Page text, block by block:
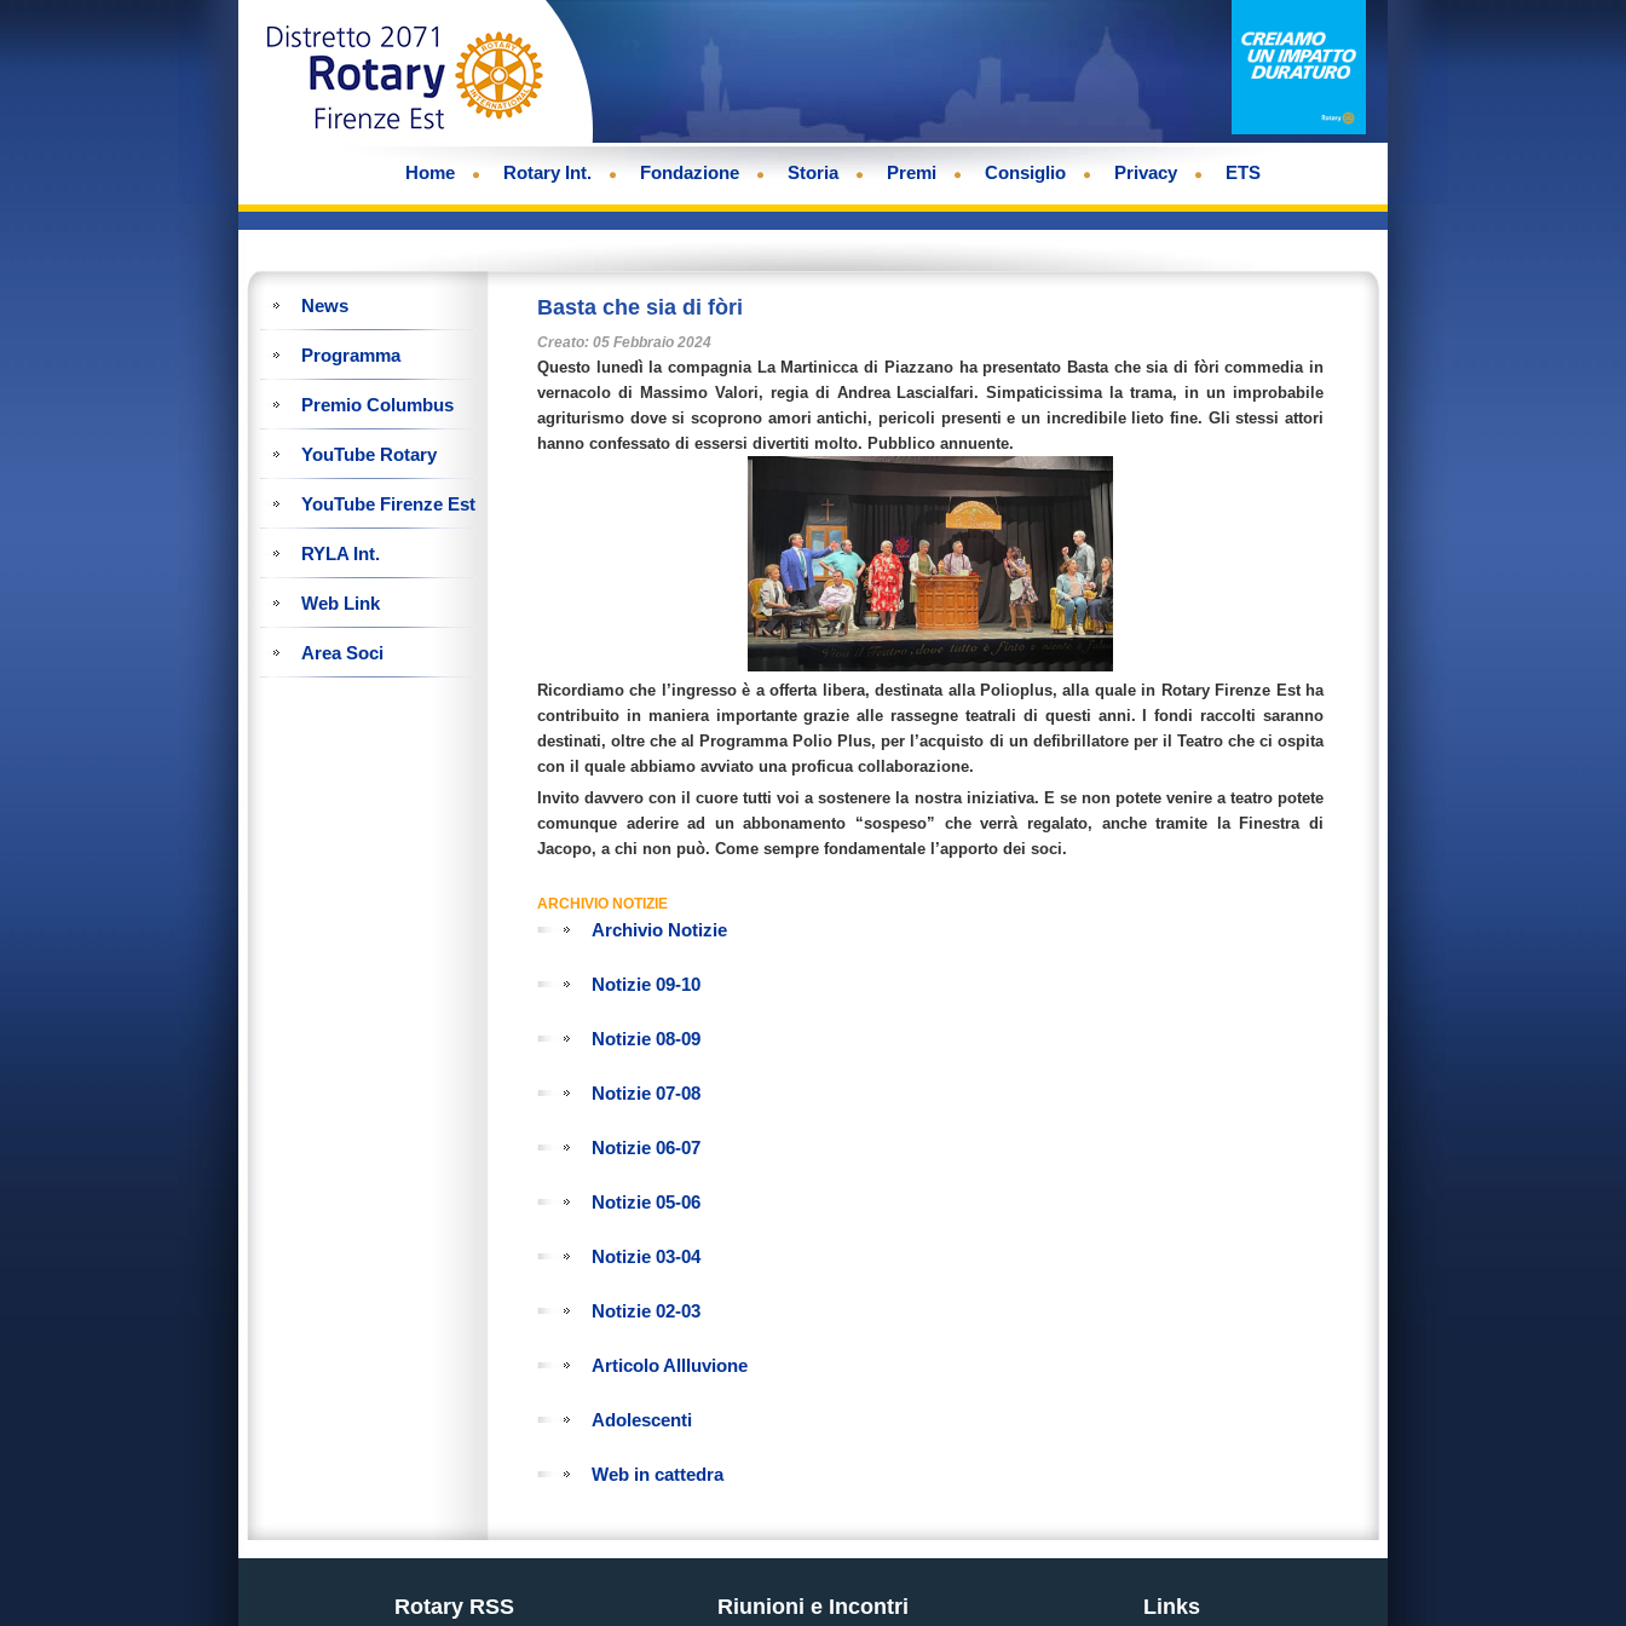
Home Rotary Int. Fondazione Storia Premi Consiglio Privacy ETS
News
Programma
Premio Columbus
YouTube Rotary
YouTube Firenze Est
RYLA Int.
Web Link
Area Soci
Basta che sia di fòri
Creato: 05 Febbraio 2024
Questo lunedì la compagnia La Martinicca di Piazzano ha presentato Basta che sia di fòri commedia in
vernacolo di Massimo Valori, regia di Andrea Lascialfari. Simpaticissima la trama, in un improbabile
agriturismo dove si scoprono amori antichi, pericoli presenti e un incredibile lieto fine. Gli stessi attori
hanno confessato di essersi divertiti molto. Pubblico annuente.
Ricordiamo che l’ingresso è a offerta libera, destinata alla Polioplus, alla quale in Rotary Firenze Est ha
contribuito in maniera importante grazie alle rassegne teatrali di questi anni. I fondi raccolti saranno
destinati, oltre che al Programma Polio Plus, per l’acquisto di un defibrillatore per il Teatro che ci ospita
con il quale abbiamo avviato una proficua collaborazione.
Invito davvero con il cuore tutti voi a sostenere la nostra iniziativa. E se non potete venire a teatro potete
comunque aderire ad un abbonamento “sospeso” che verrà regalato, anche tramite la Finestra di
Jacopo, a chi non può. Come sempre fondamentale l’apporto dei soci.
ARCHIVIO NOTIZIE
Archivio Notizie
Notizie 09-10
Notizie 08-09
Notizie 07-08
Notizie 06-07
Notizie 05-06
Notizie 03-04
Notizie 02-03
Articolo Allluvione
Adolescenti
Web in cattedra
Rotary RSS Riunioni e Incontri Links